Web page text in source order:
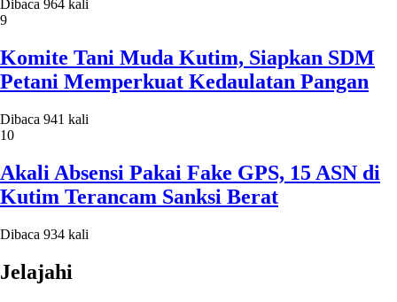
Dibaca 964 kali
9
Komite Tani Muda Kutim, Siapkan SDM
Petani Memperkuat Kedaulatan Pangan
Dibaca 941 kali
10
Akali Absensi Pakai Fake GPS, 15 ASN di
Kutim Terancam Sanksi Berat
Dibaca 934 kali
Jelajahi